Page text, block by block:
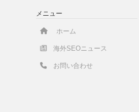
メニュー
ホーム
海外SEOニュース
お問い合わせ